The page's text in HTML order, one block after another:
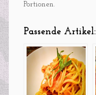
Portionen.
Passende Artikel: